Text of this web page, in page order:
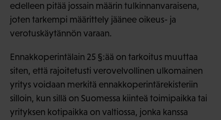
edelleen pitää jossain määrin tulkinnanvaraisena,
joten tarkempi määrittely jäänee oikeus- ja
verotuskäytännön varaan.
Ennakkoperintälain 25 §:ää on tarkoitus muuttaa
siten, että rajoitetusti verovelvollinen ulkomainen
yritys voidaan merkitä ennakkoperintärekisteriin
silloin, kun sillä on Suomessa kiinteä toimipaikka tai
yrityksen kotipaikka on valtiossa, jonka kanssa